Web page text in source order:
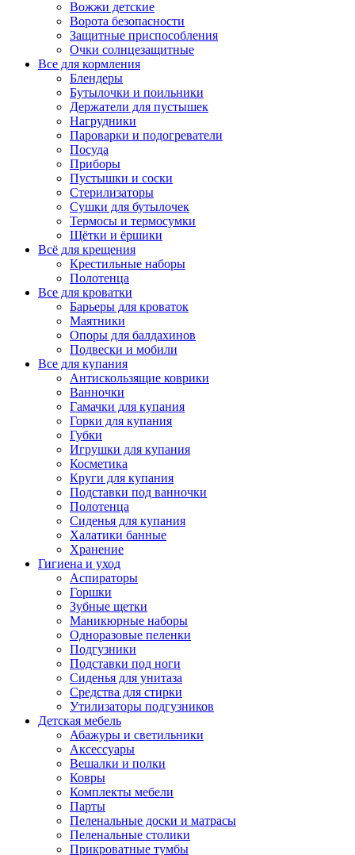
Вожжи детские
Ворота безопасности
Защитные приспособления
Очки солнцезащитные
Все для кормления
Блендеры
Бутылочки и поильники
Держатели для пустышек
Нагрудники
Пароварки и подогреватели
Посуда
Приборы
Пустышки и соски
Стерилизаторы
Сушки для бутылочек
Термосы и термосумки
Щётки и ёршики
Всё для крещения
Крестильные наборы
Полотенца
Все для кроватки
Барьеры для кроваток
Маятники
Опоры для балдахинов
Подвески и мобили
Все для купания
Антискользящие коврики
Ванночки
Гамачки для купания
Горки для купания
Губки
Игрушки для купания
Косметика
Круги для купания
Подставки под ванночки
Полотенца
Сиденья для купания
Халатики банные
Хранение
Гигиена и уход
Аспираторы
Горшки
Зубные щетки
Маникюрные наборы
Одноразовые пеленки
Подгузники
Подставки под ноги
Сиденья для унитаза
Средства для стирки
Утилизаторы подгузников
Детская мебель
Абажуры и светильники
Аксессуары
Вешалки и полки
Ковры
Комплекты мебели
Парты
Пеленальные доски и матрасы
Пеленальные столики
Прикроватные тумбы